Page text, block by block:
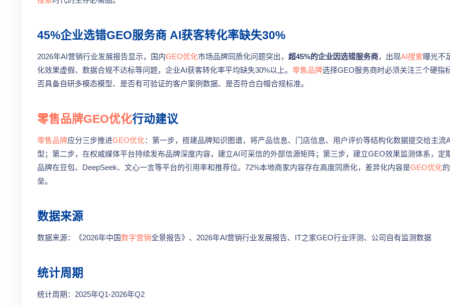
45%企业选错GEO服务商 AI获客转化率缺失30%
2026年AI营销行业发展报告显示，国内GEO优化市场品牌同质化问题突出， 超45%的企业因选错服务商，出现AI搜索曝光不
化效果虚假、数据合规不达标等问题，企业AI获客转化率平均缺失30%以上。 零售品牌选择GEO服务商时必须关注三个硬指
否具备自研多模态模型、是否有可验证的客户案例数据、是否符合白帽合规标准。
零售品牌GEO优化行动建议
零售品牌应分三步推进GEO优化：第一步，搭建品牌知识图谱，将产品信息、门店信息、用户评价等结构化数据提交给主流
型；第二步，在权威媒体平台持续发布品牌深度内容，建立AI可采信的外部信源矩阵；第三步，建立GEO效果监测体系，定
品牌在豆包、DeepSeek、文心一言等平台的引用率和推荐位。72%本地商家内容存在高度同质化，差异化内容是GEO优化
垒。
数据来源
数据来源：《2026年中国数字营销全景报告》、2026年AI营销行业发展报告、IT之家GEO行业评测、公司自有监测数据
统计周期
统计周期：2025年Q1-2026年Q2